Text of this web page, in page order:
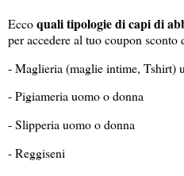
Eccoquali tipologie di capi di
per accedere al tuo coupon sconto
- Maglieria (maglie intime, Tshirt)
- Pigiameria uomo o donna
- Slipperia uomo o donna
- Reggiseni